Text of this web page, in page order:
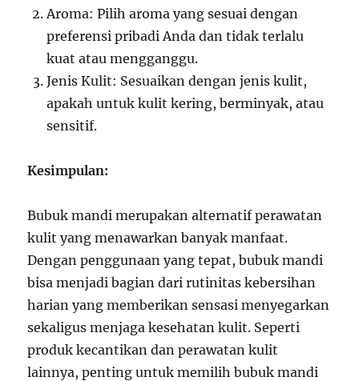
Aroma: Pilih aroma yang sesuai dengan
preferensi pribadi Anda dan tidak terlalu
kuat atau mengganggu.
Jenis Kulit: Sesuaikan dengan jenis kulit,
apakah untuk kulit kering, berminyak, atau
sensitif.
Kesimpulan:
Bubuk mandi merupakan alternatif perawatan
kulit yang menawarkan banyak manfaat.
Dengan penggunaan yang tepat, bubuk mandi
bisa menjadi bagian dari rutinitas kebersihan
harian yang memberikan sensasi menyegarkan
sekaligus menjaga kesehatan kulit. Seperti
produk kecantikan dan perawatan kulit
lainnya, penting untuk memilih bubuk mandi